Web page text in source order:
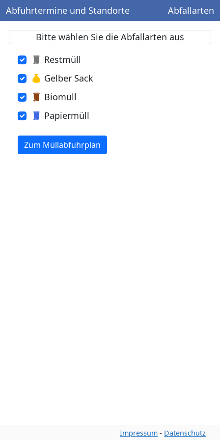
Abfuhrtermine und Standorte Abfallarten
Bitte wählen Sie die Abfallarten aus
Restmüll
Gelber Sack
Biomüll
Papiermüll
Zum Müllabfuhrplan
Impressum - Datenschutz